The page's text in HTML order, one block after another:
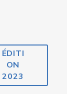
ÉDITI
ON
2023